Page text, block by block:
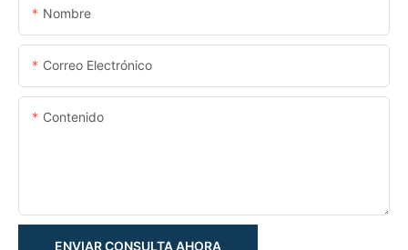
Nombre
Correo Electrónico
Contenido
ENVIAR CONSULTA AHORA